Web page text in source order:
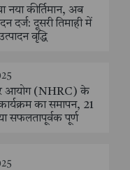
नया कीर्तिमान, अब
दर्ज: दूसरी तिमाही में
वृद्धि
आयोग (NHRC) के
का समापन, 21
सफलतापूर्वक पूर्ण